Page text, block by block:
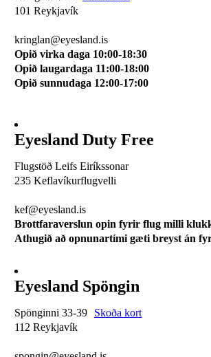
101 Reykjavík
kringlan@eyesland.is
Opið virka daga 10:00-18:30
Opið laugardaga 11:00-18:00
Opið sunnudaga 12:00-17:00
Eyesland Duty Free
Flugstöð Leifs Eiríkssonar
235 Keflavíkurflugvelli
kef@eyesland.is
Brottfaraverslun opin fyrir flug milli
Athugið að opnunartími gæti breyst án
Eyesland Spöngin
Spönginni 33-39
Skoða kort
112 Reykjavík